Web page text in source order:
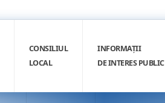
CONSILIUL
LOCAL
INFORMAȚII
DE INTERES PUBLIC